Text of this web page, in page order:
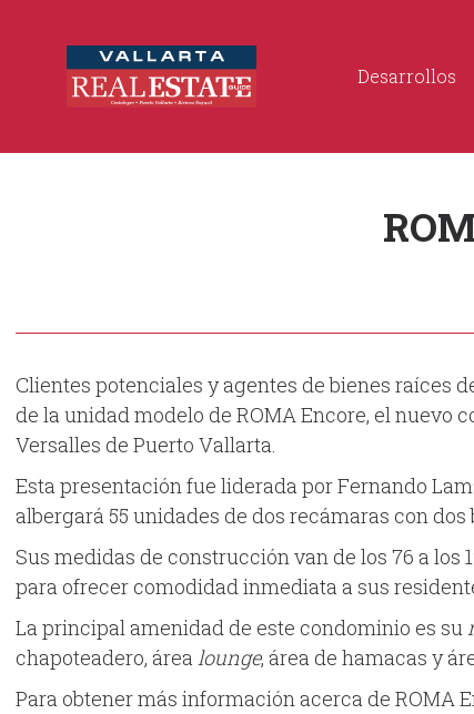
Desarrollos
Clientes potenciales y agentes de bienes raíces
de la unidad modelo de ROMA Encore, el nuevo
Versalles de Puerto Vallarta.
Esta presentación fue liderada por Fernando
albergará 55 unidades de dos recámaras con
Sus medidas de construcción van de los 76 a
para ofrecer comodidad inmediata a sus
La principal amenidad de este condominio es su
chapoteadero, árealounge, área de hamacas y
Para obtener más información acerca de ROMA